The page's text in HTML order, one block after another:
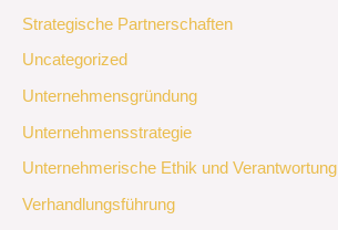
Strategische Partnerschaften
Uncategorized
Unternehmensgründung
Unternehmensstrategie
Unternehmerische Ethik und Verantwortung
Verhandlungsführung